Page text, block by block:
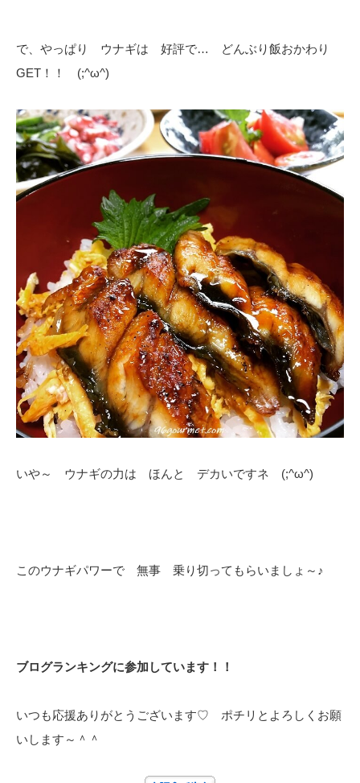
で、やっぱり ウナギは 好評で… どんぶり飯おかわり
GET！！ (;^ω^)
いや～ ウナギの力は ほんと デカいですネ (;^ω^)
このウナギパワーで 無事 乗り切ってもらいましょ～♪
ブログランキングに参加しています！！
いつも応援ありがとうございます♡ ポチリとよろしくお願
いします～＾＾